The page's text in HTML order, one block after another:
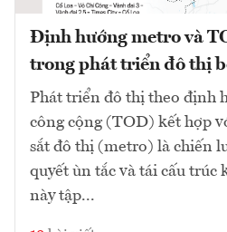
Định hướng metro và
trong phát triển đô thị
Phát triển đô thị theo định
công cộng (TOD) kết hợp
sắt đô thị (metro) là chiến
quyết ùn tắc và tái cấu trúc
này tập...